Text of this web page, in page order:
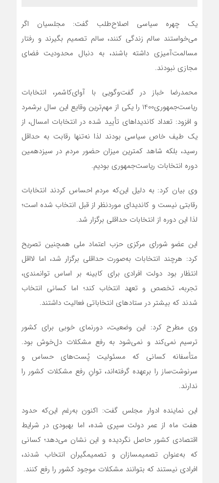
یک چهره سیاسی اصلاح‌طلب گفت: مجلسیان اگر
می‌خواستند سالم زندگی کنند، سالم تصمیم بگیرند و رفتار
مسالمت‌آمیزی داشته باشند، به دنبال محدودیت فضای
مجازی نبودند.
محمدرضا خباز در گفت‌وگویی با آوای‌کاشمر، انتخابات
ریاست‌جمهوری1400 را یکی از مهم‌ترین وقایع این سال برشمرد
و افزود: تعداد کاندیداهای تأیید شده در انتخابات امسال، از
یک طیف خاص سیاسی بودند لذا نه‌تنها رقابت به حداقل
رسید، بلکه شاهد کمترین میزان حضور مردم در سیزدهمین
دوره انتخابات ریاست‌جمهوری بودیم.
وی بیان کرد: به دلیل این‌که مردم احساس کردند انتخابات
رقابتی نیست و کاندیدای موردنظر از قبل انتخاب ‌شده است؛
لذا این دوره از انتخابات حداقلی برگزار شد.
این عضو شورای مرکزی حزب اعتماد ملی هم‏چنین تصریح
کرد: هرچند انتخابات به‌صورت حداقلی برگزار شد، اما لااقل
انتظار بود دولت افرادی برای کابینه بر اساس توانمندی،
تجربه، تخصص و تعهد انتخاب کند؛ اما کسانی انتخاب
شدند که بیشتر در ستادهای انتخاباتی فعالیت داشتند.
وی مطرح کرد: این وضعیت، دورنمای خوبی برای کشور
ترسیم نمی‌کند و نمی‌شود به رفع مشکلات دل‌خوش بود.
متأسفانه کسانی که مسئولیت پُست‌های حساس و
سرنوشت‌ساز را برعهده گرفته‌اند، توانِ رفع مشکلات کشور را
ندارند.
این نماینده ادوار مجلس گفت: اکنون به‌رغم این‌که حدود
هفت ماه از عمر دولت سپری شده، اما بهبودی در شرایط
اقتصادی کشور حاصل نگردیده و این نشان می‌دهد؛ کسانی
که به‌عنوان تصمیم‏سازان و تصمیم‏گیران انتخاب شدند،
افرادی نیستند که بتوانند مشکلات موجود کشور را رفع کنند.